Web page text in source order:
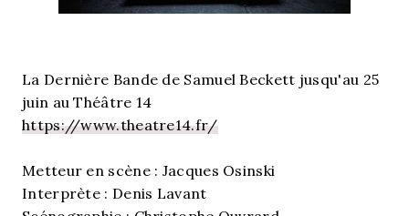
La Dernière Bande de Samuel Beckett jusqu'au 25
juin au Théâtre 14
https://www.theatre14.fr/
Metteur en scène : Jacques Osinski
Interprète : Denis Lavant